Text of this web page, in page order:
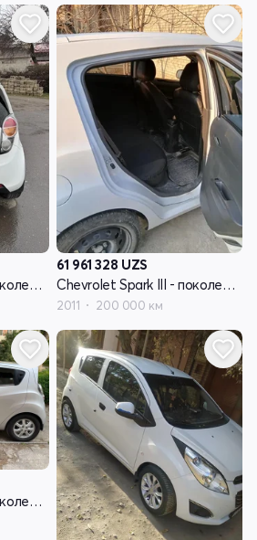
Chevrolet Spark III - поколение
61 961 328 UZS
Chevrolet Spark III - поколение
2011 200 000 км
Chevrolet Spark III - поколение